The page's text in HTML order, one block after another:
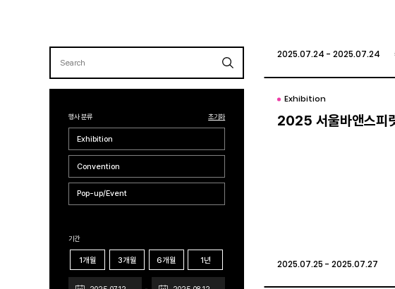
행사 분류 초기화
Exhibition
Convention
Pop-up/Event
기간
1개월 3개월 6개월 1년
2025.07.24 - 2025.07.24
2025.07.24 - 2025.07.24
Exhibition
2025 서울바앤스피
2025.07.25 - 2025.07.27
Exhibition
2025 서울바앤스피
2025.07.25 - 2025.07.27